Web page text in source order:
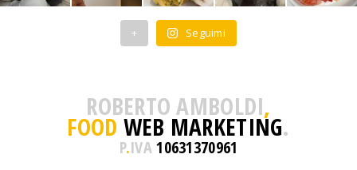
+ Seguimi
ROBERTO AMBOLDI,
FOOD WEB MARKETING.
P.IVA10631370961